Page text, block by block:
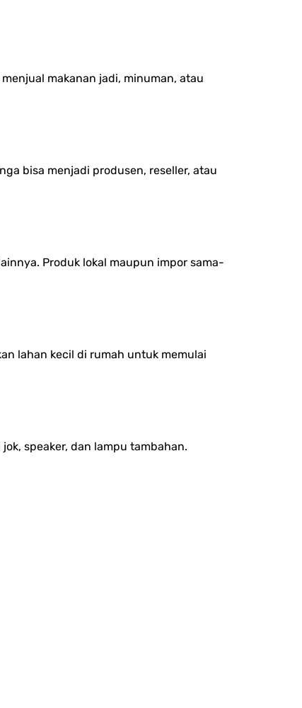
makanan jadi, minuman, atau
bisa menjadi produsen, reseller, atau
Produk lokal maupun impor sama-
lahan kecil di rumah untuk memulai
speaker, dan lampu tambahan.